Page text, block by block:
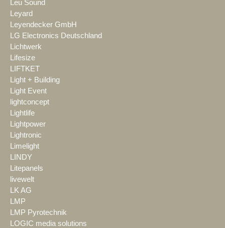
Leu Sound
Leyard
Leyendecker GmbH
LG Electronics Deutschland
Lichtwerk
Lifesize
LIFTKET
Light + Building
Light Event
lightconcept
Lightlife
Lightpower
Lightronic
Limelight
LINDY
Litepanels
livewelt
LK AG
LMP
LMP Pyrotechnik
LOGIC media solutions